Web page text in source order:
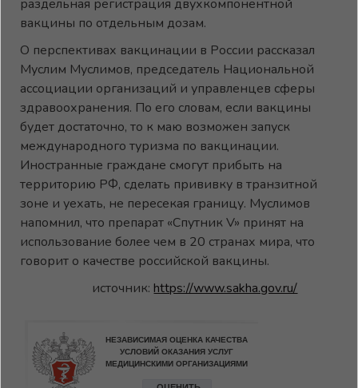
раздельная регистрация двухкомпонентной
вакцины по отдельным дозам.
О перспективах вакцинации в России рассказал
Муслим Муслимов, председатель Национальной
ассоциации организаций и управленцев сферы
здравоохранения. По его словам, если вакцины
будет достаточно, то к маю возможен запуск
международного туризма по вакцинации.
Иностранные граждане смогут прибыть на
территорию РФ, сделать прививку в транзитной
зоне и уехать, не пересекая границу. Муслимов
напомнил, что препарат «Спутник V» принят на
использование более чем в 20 странах мира, что
говорит о качестве российской вакцины.
источник:https://www.sakha.gov.ru/